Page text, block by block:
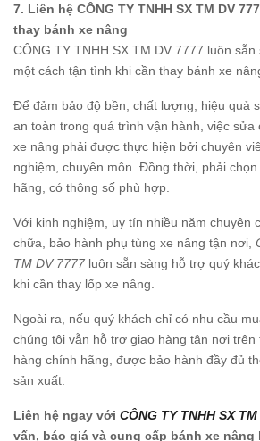
7. Liên hệ CÔNG TY TNHH SX TM DV
thay bánh xe nâng
CÔNG TY TNHH SX TM DV 7777 luôn
một cách tận tình khi cần thay bánh xe
Để đảm bảo độ bền, chất lượng, hiệu quả
an toàn trong quá trình vận hành, việc sửa
xe nâng phải được thực hiện bởi chuyên
nghiệm, chuyên môn. Đồng thời, phải
hãng, có thông số phù hợp.
Với kinh nghiệm, uy tín nhiều năm chuyên
chữa, bảo hành phụ tùng xe nâng tận nơi,
TM DV 7777 luôn sẵn sàng hỗ trợ quý
khi cần thay lốp xe nâng.
Ngoài ra, nếu quý khách chỉ có nhu cầu
chúng tôi vẫn hỗ trợ giao hàng tận nơi trên
hàng chính hãng, được bảo hành đầy đủ
sản xuất.
Liên hệ ngay với CÔNG TY TNHH SX
vấn, báo giá và cung cấp bánh xe